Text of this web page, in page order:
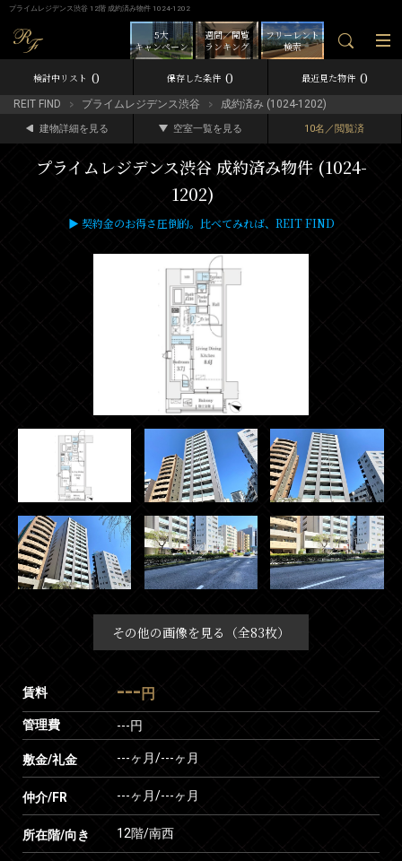
プライムレジデンス渋谷 12階 成約済み物件 1024-1202
フリーレント
検索
週間／閲覧
ランキング
5大
キャンペーン
検討中リスト 0 保存した条件 0 最近見た物件 0
REIT FIND プライムレジデンス渋谷 成約済み (1024-1202)
建物詳細を見る 空室一覧を見る 10名／閲覧済
プライムレジデンス渋谷 成約済み物件 (1024-
1202)
▶ 契約金のお得さ圧倒的。比べてみれば、REIT FIND
その他の画像を見る（全83枚）
賃料 --- 円
管理費 ---円
敷金/礼金 ---ヶ月/---ヶ月
仲介/FR ---ヶ月/---ヶ月
所在階/向き 12階/南西